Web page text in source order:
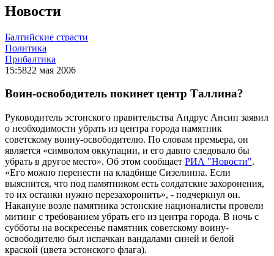
Новости
Балтийские страсти
Политика
Прибалтика
15:5822 мая 2006
Воин-освободитель покинет центр Таллина?
Руководитель эстонского правительства Андрус Ансип заявил
о необходимости убрать из центра города памятник
советскому воину-освободителю. По словам премьера, он
является «символом оккупации, и его давно следовало бы
убрать в другое место». Об этом сообщает РИА "Новости".
«Его можно перенести на кладбище Сизелинна. Если
выяснится, что под памятником есть солдатские захоронения,
то их останки нужно перезахоронить», - подчеркнул он.
Накануне возле памятника эстонские националисты провели
митинг с требованием убрать его из центра города. В ночь с
субботы на воскресенье памятник советскому воину-
освободителю был испачкан вандалами синей и белой
краской (цвета эстонского флага).